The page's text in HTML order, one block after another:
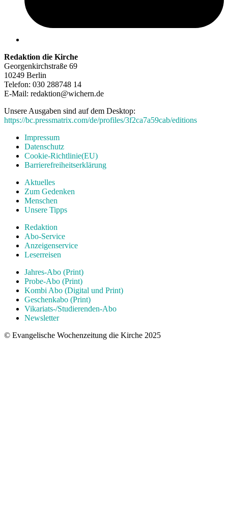
Redaktion die Kirche
Georgenkirchstraße 69
10249 Berlin
Telefon: 030 288748 14
E-Mail: redaktion@wichern.de
Unsere Ausgaben sind auf dem Desktop:
https://bc.pressmatrix.com/de/profiles/3f2ca7a59cab/editions
Impressum
Datenschutz
Cookie-Richtlinie(EU)
Barrierefreiheitserklärung
Aktuelles
Zum Gedenken
Menschen
Unsere Tipps
Redaktion
Abo-Service
Anzeigenservice
Leserreisen
Jahres-Abo (Print)
Probe-Abo (Print)
Kombi Abo (Digital und Print)
Geschenkabo (Print)
Vikariats-/Studierenden-Abo
Newsletter
© Evangelische Wochenzeitung die Kirche 2025